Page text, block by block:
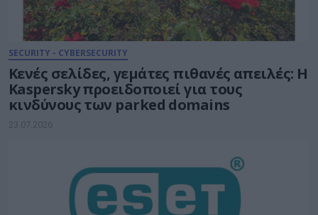
SECURITY - CYBERSECURITY
Κενές σελίδες, γεμάτες πιθανές απειλές: Η
Kaspersky προειδοποιεί για τους
κινδύνους των parked domains
23.07.2026